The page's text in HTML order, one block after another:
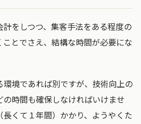
をしつつ、集客手法をある程度の
ことでさえ、結構な時間が必要にな
境であれば別ですが、技術向上の
の時間も確保しなければいけませ
くて１年間）かかり、ようやくた